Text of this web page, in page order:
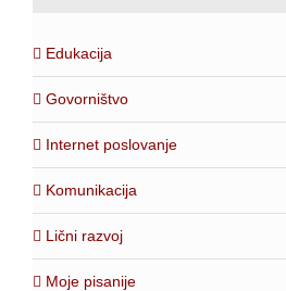
Edukacija
Govorništvo
Internet poslovanje
Komunikacija
Lični razvoj
Moje pisanije